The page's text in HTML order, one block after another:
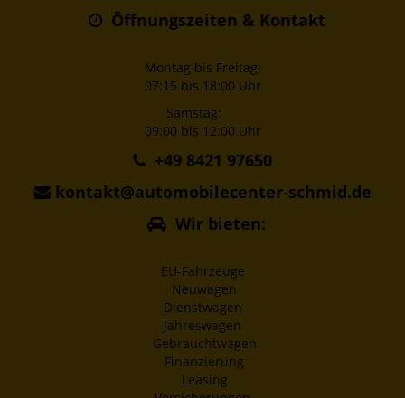
Öffnungszeiten & Kontakt
Montag bis Freitag:
07:15 bis 18:00 Uhr
Samstag:
09:00 bis 12:00 Uhr
+49 8421 97650
kontakt@automobilecenter-schmid.de
Wir bieten:
EU-Fahrzeuge
Neuwagen
Dienstwagen
Jahreswagen
Gebrauchtwagen
Finanzierung
Leasing